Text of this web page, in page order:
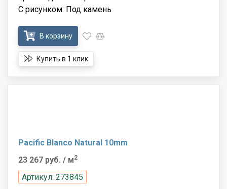
С рисунком: Под камень
В корзину
Купить в 1 клик
Pacific Blanco Natural 10mm
23 267 руб. / м2
Артикул: 273845